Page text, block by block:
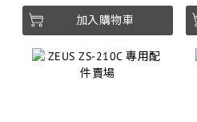
加入購物車